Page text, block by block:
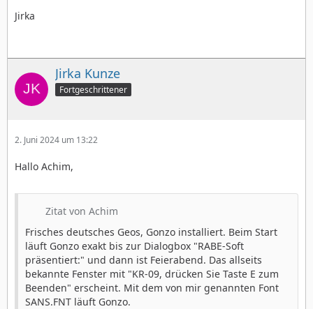
Jirka
Jirka Kunze
Fortgeschrittener
2. Juni 2024 um 13:22
Hallo Achim,
Zitat von Achim
Frisches deutsches Geos, Gonzo installiert. Beim Start
läuft Gonzo exakt bis zur Dialogbox "RABE-Soft
präsentiert:" und dann ist Feierabend. Das allseits
bekannte Fenster mit "KR-09, drücken Sie Taste E zum
Beenden" erscheint. Mit dem von mir genannten Font
SANS.FNT läuft Gonzo.